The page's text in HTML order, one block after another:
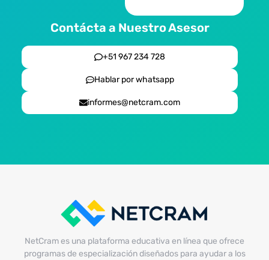
Contácta a Nuestro Asesor
+51 967 234 728
Hablar por whatsapp
informes@netcram.com
NetCram es una plataforma educativa en línea que ofrece
programas de especialización diseñados para ayudar a los